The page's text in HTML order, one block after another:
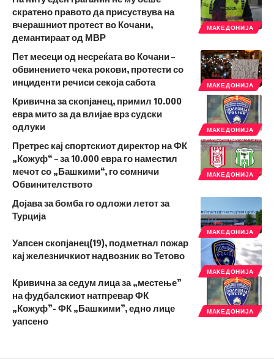
МАКЕДОНИЈА
скратено правото да присуствува на
вчерашниот протест во Кочани,
демантираат од МВР
МАКЕДОНИЈА
Пет месеци од несреќата во Кочани –
обвинението чека рокови, протести со
инциденти речиси секоја сабота
МАКЕДОНИЈА
Кривична за скопјанец, примил 10.000
евра мито за да влијае врз судски
одлуки
МАКЕДОНИЈА
Претрес кај спортскиот директор на ФК
„Кожуф“ – за 10.000 евра го наместил
мечот со „Башкими“, го сомничи
Обвинителството
МАКЕДОНИЈА
Дојава за бомба го одложи летот за
Турција
МАКЕДОНИЈА
Уапсен скопјанец(19), подметнал пожар
кај железничкиот надвозник во Тетово
МАКЕДОНИЈА
Кривична за седум лица за „местење”
на фудбалскиот натпревар ФК
„Кожуф”- ФК „Башкими”, едно лице
уапсено